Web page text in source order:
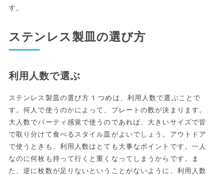
す。
ステンレス製皿の選び方
利用人数で選ぶ
ステンレス製皿の選び方1つめは、利用人数で選ぶことで
す。何人で使うのかによって、プレートの数が決まります。
大人数でパーティ感覚で使うのであれば、大きいサイズで皆
で取り分けて食べるスタイル皿がよいでしょう。アウトドア
で使うときも、利用人数はとても大事なポイントです。一人
なのに何枚も持って行くと重くなってしまうからです。ま
た、逆に枚数が足りないということがないように、利用人数